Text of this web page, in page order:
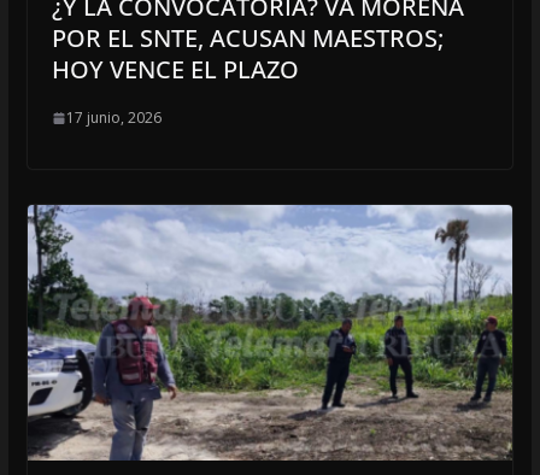
¿Y LA CONVOCATORIA? VA MORENA
POR EL SNTE, ACUSAN MAESTROS;
HOY VENCE EL PLAZO
17 junio, 2026